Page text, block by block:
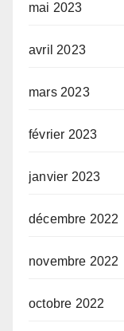
mai 2023
avril 2023
mars 2023
février 2023
janvier 2023
décembre 2022
novembre 2022
octobre 2022